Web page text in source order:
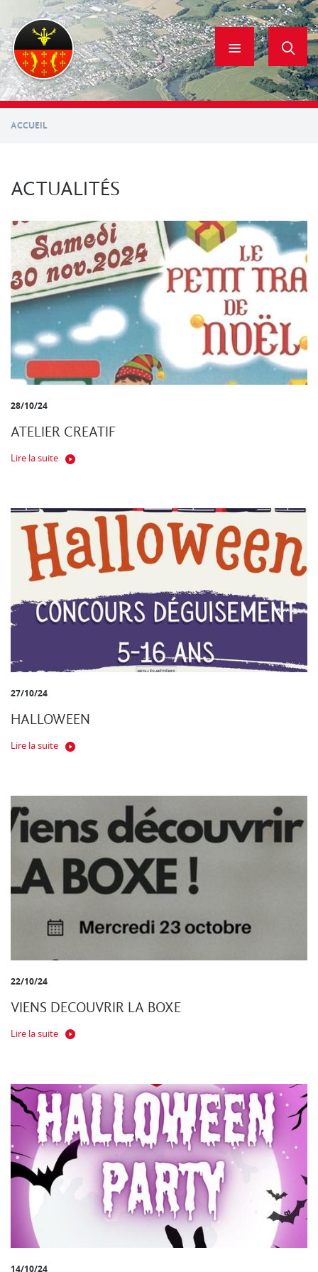
contenu
principal
ACCUEIL
ACTUALITÉS
28/10/24
ATELIER CREATIF
Lire la suite
27/10/24
HALLOWEEN
Lire la suite
22/10/24
VIENS DECOUVRIR LA BOXE
Lire la suite
14/10/24